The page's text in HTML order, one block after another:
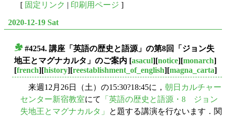
[ 固定リンク | 印刷用ページ ]
2020-12-19 Sat
#4254. 講座「英語の歴史と語源」の第8回「ジョン失
地王とマグナカルタ」のご案内 [asacul][notice][monarch]
[french][history][reestablishment_of_english][magna_carta]
来週12月26日（土）の15:30?18:45に， 朝日カルチャー
センター新宿教室にて
「英語の歴史と語源・8 ジョン
失地王とマグナカルタ」
と題する講演を行ないます．関